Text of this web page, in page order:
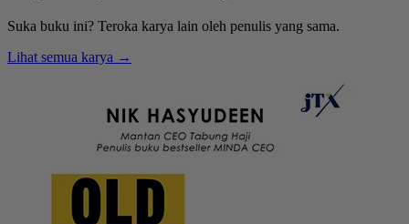
Suka buku ini? Teroka karya lain oleh penulis yang sama.
Lihat semua karya →